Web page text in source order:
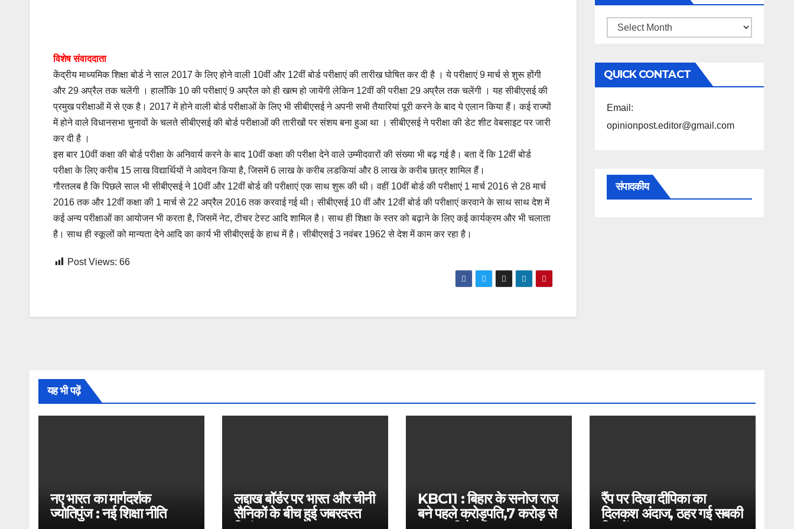
विशेष संवाददाता
केंद्रीय माध्यमिक शिक्षा बोर्ड ने साल 2017 के लिए होने वाली 10वीं और 12वीं बोर्ड परीक्षाएं की तारीख घोषित कर दी है । ये परीक्षाएं 9 मार्च से शुरू होंगी
और 29 अप्रैल तक चलेंगी । हालाँकि 10 की परीक्षाएं 9 अप्रैल को ही खत्म हो जायेंगी लेकिन 12वीं की परीक्षा 29 अप्रैल तक चलेंगी । यह सीबीएसई की
प्रमुख परीक्षाओं में से एक है। 2017 में होने वाली बोर्ड परीक्षाओं के लिए भी सीबीएसई ने अपनी सभी तैयारियां पूरी करने के बाद ये एलान किया हैं। कई राज्यों
में होने वाले विधानसभा चुनावों के चलते सीबीएसई की बोर्ड परीक्षाओं की तारीखों पर संशय बना हुआ था । सीबीएसई ने परीक्षा की डेट शीट वेबसाइट पर जारी
कर दी है ।
इस बार 10वीं कक्षा की बोर्ड परीक्षा के अनिवार्य करने के बाद 10वीं कक्षा की परीक्षा देने वाले उम्मीदवारों की संख्या भी बढ़ गई है। बता दें कि 12वीं बोर्ड
परीक्षा के लिए करीब 15 लाख विद्यार्थियों ने आवेदन किया है, जिसमें 6 लाख के करीब लडकियां और 8 लाख के करीब छात्र शामिल हैं।
गौरतलब है कि पिछले साल भी सीबीएसई ने 10वीं और 12वीं बोर्ड की परीक्षाएं एक साथ शुरू की थी। वहीं 10वीं बोर्ड की परीक्षाएं 1 मार्च 2016 से 28 मार्च
2016 तक और 12वीं कक्षा की 1 मार्च से 22 अप्रैल 2016 तक करवाई गई थी। सीबीएसई 10 वीं और 12वीं बोर्ड की परीक्षाएं करवाने के साथ साथ देश में
कई अन्य परीक्षाओं का आयोजन भी करता है, जिसमें नेट, टीचर टेस्ट आदि शामिल है। साथ ही शिक्षा के स्तर को बढ़ाने के लिए कई कार्यक्रम और भी चलाता
है। साथ ही स्कूलों को मान्यता देने आदि का कार्य भी सीबीएसई के हाथ में है। सीबीएसई 3 नवंबर 1962 से देश में काम कर रहा है।
Post Views: 66
महिने
अनुसार
पढ़ें
QUICK CONTACT
Email:
opinionpost.editor@gmail.com
संपादकीय
यह भी पढ़ें
नए भारत का मार्गदर्शक
ज्योतिपुंज : नई शिक्षा नीति
लद्दाख बॉर्डर पर भारत और चीनी
सैनिकों के बीच हुई जबरदस्त
KBC11 : बिहार के सनोज राज
बने पहले करोड़पति,7 करोड़ से
रैंप पर दिखा दीपिका का
दिलकश अंदाज, ठहर गई सबकी